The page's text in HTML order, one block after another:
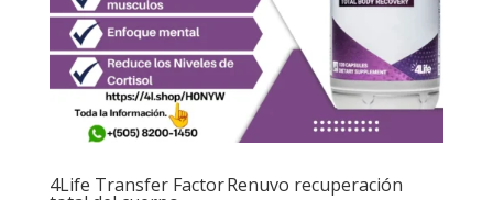
4Life Transfer Factor Renuvo recuperación